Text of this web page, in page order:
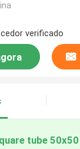
verificado